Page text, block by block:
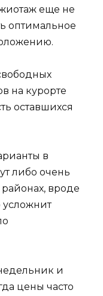
еще не
оптимальное
на курорте
оставшихся
в
либо очень
вроде
усложнит
и
цены часто